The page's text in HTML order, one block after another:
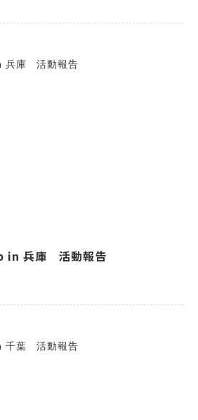
in 兵庫 活動報告